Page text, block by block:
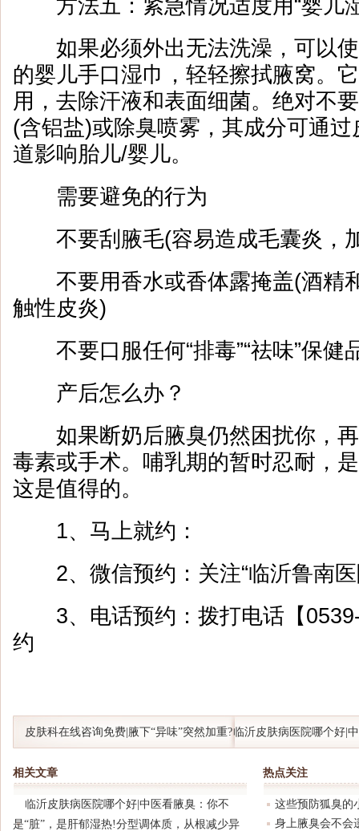
方法五：紧急情况适度用“婴儿
如果必须外出无法洗澡，可以使
的婴儿手口湿巾，轻轻擦拭腋窝。
用，去除汗液和表面细菌。绝对不
(含铝盐)或除臭喷雾，其成分可通
道影响胎儿/婴儿。
需要避免的行为
不要刮腋毛(容易造成毛囊炎，
不要用香水或香体露掩盖(酒精
触性皮炎)
不要口服任何“排毒”“祛味”保健
产后怎么办？
如果断奶后腋臭仍然困扰你，再
毒素或手术。哺乳期的暂时忍耐，
这是值得的。
1、马上就约：
2、微信预约：关注“临沂鲁南医
3、电话预约：拨打电话【
约
皮肤科在线咨询免费|腋下“异味”突然加重?
别只怪天热!医生教你揪出真正元凶
临沂皮肤病医院哪个好|
是“脏”，是肝郁湿热!分
相关文章
临沂皮肤病医院哪个好|中医看腋臭：你不
是“脏”，是肝郁湿热!分型调体质，从根减少异
热点关注
这些预防狐臭的
身上腋臭会不会